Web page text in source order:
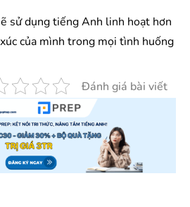
sử dụng tiếng Anh linh hoạt hơn
của mình trong mọi tình huống
Đánh giá bài viết